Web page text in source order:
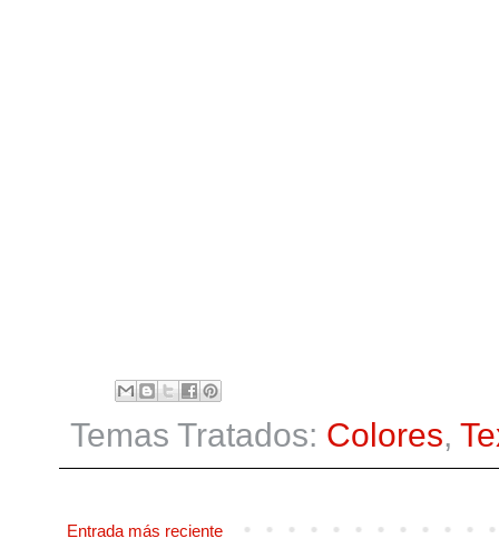
Temas Tratados: Colores,
Entrada más reciente